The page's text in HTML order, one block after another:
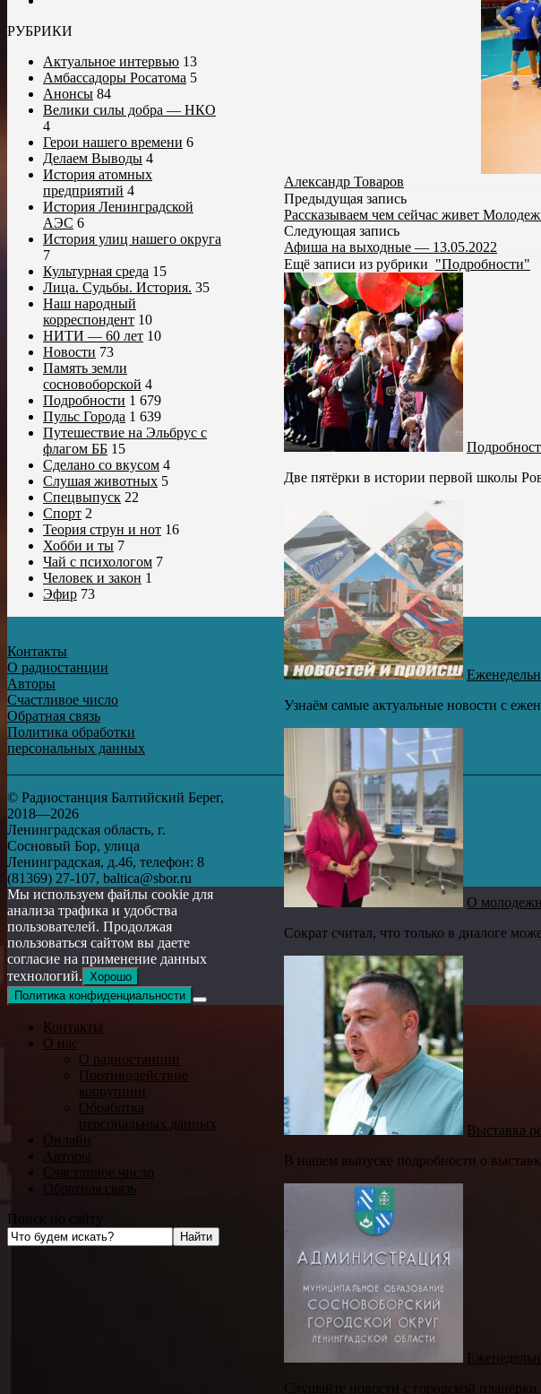
Александр Товаров
Предыдущая запись
Рассказываем чем сейчас живет
Следующая запись
Афиша на выходные — 13.05.2022
Ещё записи из рубрики "Подробности"
Две пятёрки в истории первой школы
Узнаём самые актуальные новости с
О
Сократ считал, что только в диалоге
Выставка
В нашем выпуске подробности о
Слушайте новости с городской
РУБРИКИ
Актуальное интервью 13
Амбассадоры Росатома 5
Анонсы 84
Велики силы добра — НКО
4
Герои нашего времени 6
Делаем Выводы 4
История атомных
предприятий 4
История Ленинградской
АЭС 6
История улиц нашего округа
7
Культурная среда 15
Лица. Судьбы. История. 35
Наш народный
корреспондент 10
НИТИ — 60 лет 10
Новости 73
Память земли
сосновоборской 4
Подробности 1 679
Пульс Города 1 639
Путешествие на Эльбрус с
флагом ББ 15
Сделано со вкусом 4
Слушая животных 5
Спецвыпуск 22
Спорт 2
Теория струн и нот 16
Хобби и ты 7
Чай с психологом 7
Человек и закон 1
Эфир 73
Контакты
О радиостанции
Авторы
Счастливое число
Обратная связь
Политика обработки
персональных данных
© Радиостанция Балтийский Берег,
2018—2026
Ленинградская область, г.
Сосновый Бор, улица
Ленинградская, д.46, телефон: 8
(81369) 27-107, baltica@sbor.ru
Мы используем файлы cookie для
анализа трафика и удобства
пользователей. Продолжая
пользоваться сайтом вы даете
согласие на применение данных
технологий. Хорошо
Политика конфиденциальности
Контакты
О нас
О радиостанции
Противодействие
коррупции
Обработка
персональных данных
Онлайн
Авторы
Счастливое число
Обратная связь
Поиск по сайту